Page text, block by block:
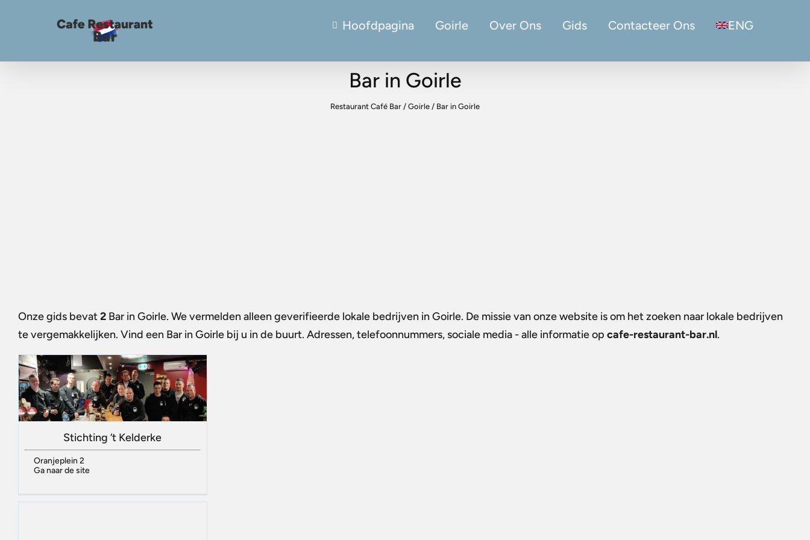
Hoofdpagina Goirle Over Ons Gids Contacteer Ons ENG
Bar in Goirle
Restaurant Café Bar / Goirle / Bar in Goirle
Onze gids bevat2 Bar in Goirle. We vermelden alleen geverifieerde lokale bedrijven in Goirle. De missie van onze website is om het zoeken naar lokale bedrijven
te vergemakkelijken. Vind een Bar in Goirle bij u in de buurt. Adressen, telefoonnummers, sociale media - alle informatie op cafe-restaurant-bar.nl.
Stichting ‘t Kelderke
Oranjeplein 2
Ga naar de site